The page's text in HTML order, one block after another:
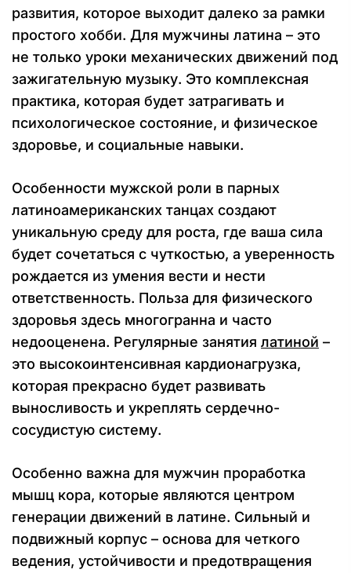
развития, которое выходит далеко за рамки
простого хобби. Для мужчины латина – это
не только уроки механических движений под
зажигательную музыку. Это комплексная
практика, которая будет затрагивать и
психологическое состояние, и физическое
здоровье, и социальные навыки.
Особенности мужской роли в парных
латиноамериканских танцах создают
уникальную среду для роста, где ваша сила
будет сочетаться с чуткостью, а уверенность
рождается из умения вести и нести
ответственность. Польза для физического
здоровья здесь многогранна и часто
недооценена. Регулярные занятия латиной –
это высокоинтенсивная кардионагрузка,
которая прекрасно будет развивать
выносливость и укреплять сердечно-
сосудистую систему.
Особенно важна для мужчин проработка
мышц кора, которые являются центром
генерации движений в латине. Сильный и
подвижный корпус – основа для четкого
ведения, устойчивости и предотвращения